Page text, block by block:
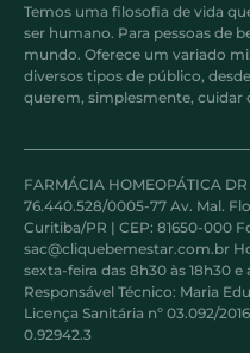
Temos uma filosofia de vida
ser humano. Para pessoas de
mundo. Oferece um variado
diversos tipos de público,
querem, simplesmente, cuidar
FARMÁCIA HOMEOPÁTICA
76.440.528/0005-77 Av. Mal.
Curitiba/PR | CEP: 81650-000
sac@cliquebemestar.com.br
sexta-feira das 8h30 às 18h30 e
Responsável Técnico: Maria
Licença Sanitária nº 03.092/
0.92942.3